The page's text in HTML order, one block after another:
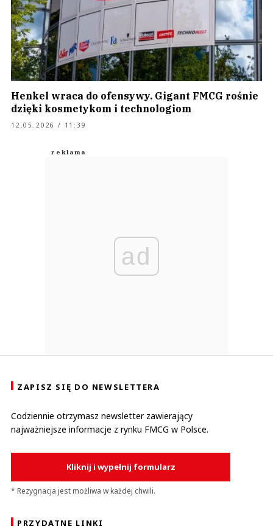
Henkel wraca do ofensywy. Gigant FMCG rośnie
dzięki kosmetykom i technologiom
12.05.2026 / 11:39
ad
ZAPISZ SIĘ DO NEWSLETTERA
Codziennie otrzymasz newsletter zawierający
najważniejsze informacje z rynku FMCG w Polsce.
Kliknij i wypełnij formularz
* Rezygnacja jest możliwa w każdej chwili.
PRZYDATNE LINKI